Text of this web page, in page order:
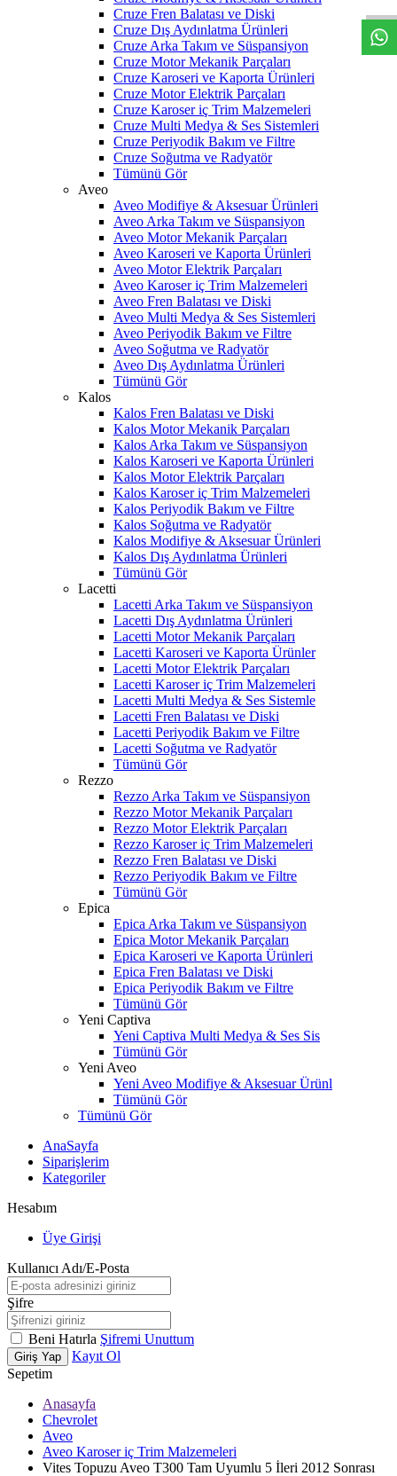
Cruze Fren Balatası ve Diski
Cruze Dış Aydınlatma Ürünleri
Cruze Arka Takım ve Süspansiyon
Cruze Motor Mekanik Parçaları
Cruze Karoseri ve Kaporta Ürünleri
Cruze Motor Elektrik Parçaları
Cruze Karoser iç Trim Malzemeleri
Cruze Multi Medya & Ses Sistemleri
Cruze Periyodik Bakım ve Filtre
Cruze Soğutma ve Radyatör
Tümünü Gör
Aveo
Aveo Modifiye & Aksesuar Ürünleri
Aveo Arka Takım ve Süspansiyon
Aveo Motor Mekanik Parçaları
Aveo Karoseri ve Kaporta Ürünleri
Aveo Motor Elektrik Parçaları
Aveo Karoser iç Trim Malzemeleri
Aveo Fren Balatası ve Diski
Aveo Multi Medya & Ses Sistemleri
Aveo Periyodik Bakım ve Filtre
Aveo Soğutma ve Radyatör
Aveo Dış Aydınlatma Ürünleri
Tümünü Gör
Kalos
Kalos Fren Balatası ve Diski
Kalos Motor Mekanik Parçaları
Kalos Arka Takım ve Süspansiyon
Kalos Karoseri ve Kaporta Ürünleri
Kalos Motor Elektrik Parçaları
Kalos Karoser iç Trim Malzemeleri
Kalos Periyodik Bakım ve Filtre
Kalos Soğutma ve Radyatör
Kalos Modifiye & Aksesuar Ürünleri
Kalos Dış Aydınlatma Ürünleri
Tümünü Gör
Lacetti
Lacetti Arka Takım ve Süspansiyon
Lacetti Dış Aydınlatma Ürünleri
Lacetti Motor Mekanik Parçaları
Lacetti Karoseri ve Kaporta Ürünler
Lacetti Motor Elektrik Parçaları
Lacetti Karoser iç Trim Malzemeleri
Lacetti Multi Medya & Ses Sistemle
Lacetti Fren Balatası ve Diski
Lacetti Periyodik Bakım ve Filtre
Lacetti Soğutma ve Radyatör
Tümünü Gör
Rezzo
Rezzo Arka Takım ve Süspansiyon
Rezzo Motor Mekanik Parçaları
Rezzo Motor Elektrik Parçaları
Rezzo Karoser iç Trim Malzemeleri
Rezzo Fren Balatası ve Diski
Rezzo Periyodik Bakım ve Filtre
Tümünü Gör
Epica
Epica Arka Takım ve Süspansiyon
Epica Motor Mekanik Parçaları
Epica Karoseri ve Kaporta Ürünleri
Epica Fren Balatası ve Diski
Epica Periyodik Bakım ve Filtre
Tümünü Gör
Yeni Captiva
Yeni Captiva Multi Medya & Ses Sis
Tümünü Gör
Yeni Aveo
Yeni Aveo Modifiye & Aksesuar Ürünl
Tümünü Gör
Tümünü Gör
AnaSayfa
Siparişlerim
Kategoriler
Hesabım
Üye Girişi
Kullanıcı Adı/E-Posta
Şifre
Beni Hatırla Şifremi Unuttum
Giriş Yap
Kayıt Ol
Sepetim
Anasayfa
Chevrolet
Aveo
Aveo Karoser iç Trim Malzemeleri
Vites Topuzu Aveo T300 Tam Uyumlu 5 İleri 2012 Sonrası